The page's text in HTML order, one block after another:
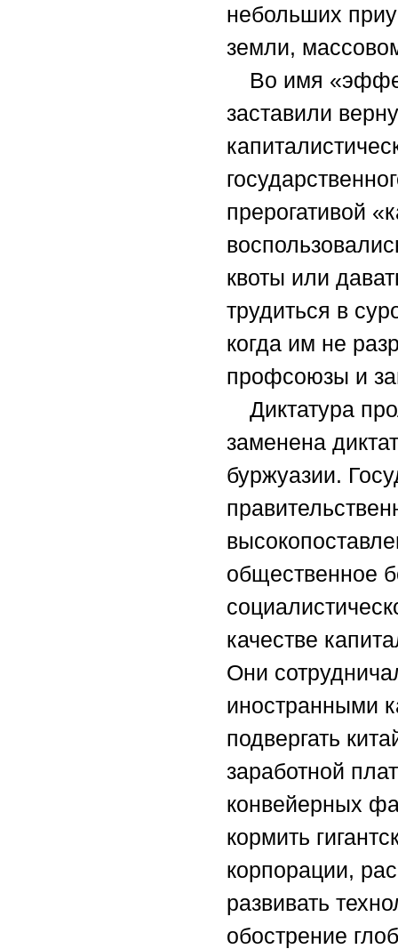
небольших
земли,
Во имя
заставили
прерогативой
квоты или
трудиться в
когда им не
профсоюзы и
Диктатура
заменена
буржуазии.
общественное
качестве
Они
иностранными
подвергать
заработной
конвейерных
кормить
корпорации,
развивать
обострение